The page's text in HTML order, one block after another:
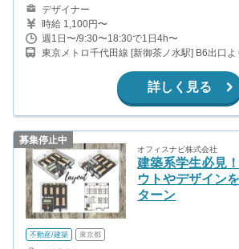
デザイナー
時給 1,100円〜
週1日〜/9:30〜18:30で1日4h〜
東京メトロ千代田線 [新御茶ノ水駅] B6出口
り徒歩8分 JR線 [神田駅] 西口より徒歩7分
詳しく見る
募集停止中
オフィスナビ株式会社
建築系学生必見
ウトやデザイン
ターン
不動産/建築 東京都